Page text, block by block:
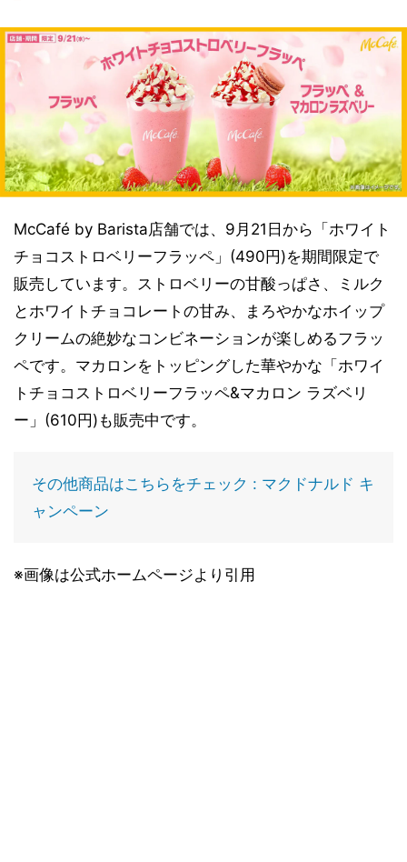
McCafé by Barista店舗では、9月21日から「ホワイト
チョコストロベリーフラッペ」(490円)を期間限定で
販売しています。ストロベリーの甘酸っぱさ、ミルク
とホワイトチョコレートの甘み、まろやかなホイップ
クリームの絶妙なコンビネーションが楽しめるフラッ
ペです。マカロンをトッピングした華やかな「ホワイ
トチョコストロベリーフラッペ&マカロン ラズベリ
ー」(610円)も販売中です。
その他商品はこちらをチェック : マクドナルド キ
ャンペーン
※画像は公式ホームページより引用